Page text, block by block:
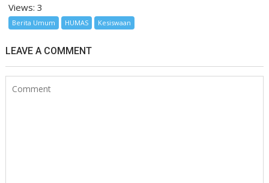
Views: 3
Berita Umum HUMAS Kesiswaan
LEAVE A COMMENT